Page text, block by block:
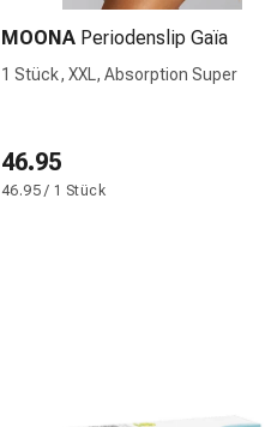
MOONA Periodenslip Gaïa
1 Stück, XXL, Absorption Super
46.95
46.95 / 1 Stück